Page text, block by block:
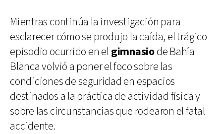
Mientras continúa la investigación para
esclarecer cómo se produjo la caída, el trágico
episodio ocurrido en el gimnasiode Bahía
Blanca volvió a poner el foco sobre las
condiciones de seguridad en espacios
destinados a la práctica de actividad física y
sobre las circunstancias que rodearon el fatal
accidente.